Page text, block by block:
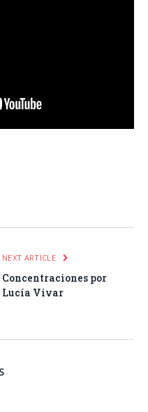
NEXT ARTICLE
Concentraciones por
Lucía Vivar